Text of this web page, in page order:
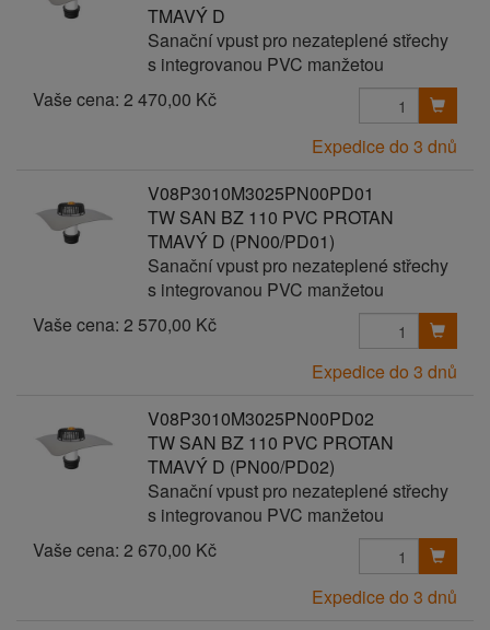
TMAVÝ D
Sanační vpust pro nezateplené střechy
s integrovanou PVC manžetou
Vaše cena: 2 470,00 Kč
Expedice do 3 dnů
V08P3010M3025PN00PD01
TW SAN BZ 110 PVC PROTAN
TMAVÝ D (PN00/PD01)
Sanační vpust pro nezateplené střechy
s integrovanou PVC manžetou
Vaše cena: 2 570,00 Kč
Expedice do 3 dnů
V08P3010M3025PN00PD02
TW SAN BZ 110 PVC PROTAN
TMAVÝ D (PN00/PD02)
Sanační vpust pro nezateplené střechy
s integrovanou PVC manžetou
Vaše cena: 2 670,00 Kč
Expedice do 3 dnů